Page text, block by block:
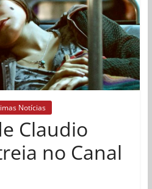
Notícias
Claudio
no Canal